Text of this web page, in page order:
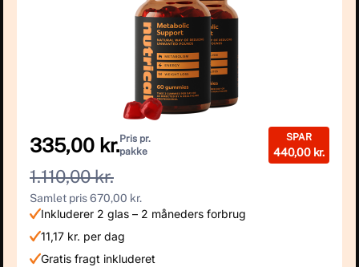
335,00 kr.Pris pr.
pakke
SPAR
440,00 kr.
1.110,00 kr.
Samlet pris 670,00 kr.
Inkluderer 2 glas – 2 måneders forbrug
11,17 kr. per dag
Gratis fragt inkluderet